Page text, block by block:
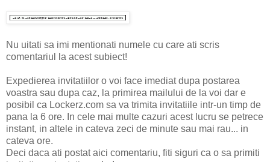
Nu uitati sa imi mentionati numele cu care ati scris
comentariul la acest subiect!
Expedierea invitatiilor o voi face imediat dupa postarea
voastra sau dupa caz, la primirea mailului de la voi dar e
posibil ca Lockerz.com sa va trimita invitatiile intr-un timp de
pana la 6 ore. In cele mai multe cazuri acest lucru se petrece
instant, in altele in cateva zeci de minute sau mai rau... in
cateva ore.
Deci daca ati postat aici comentariu, fiti siguri ca o sa primiti